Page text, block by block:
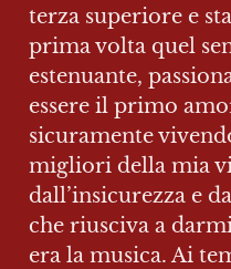
terza superiore e
prima volta quel
estenuante,
essere il primo
sicuramente
migliori della mia
dall’insicurezza e
che riusciva a
era la musica. Ai